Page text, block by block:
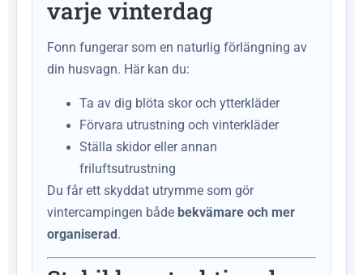
varje vinterdag
Fonn fungerar som en naturlig förlängning av
din husvagn. Här kan du:
Ta av dig blöta skor och ytterkläder
Förvara utrustning och vinterkläder
Ställa skidor eller annan
friluftsutrustning
Du får ett skyddat utrymme som gör
vintercampingen både bekvämare och mer
organiserad .